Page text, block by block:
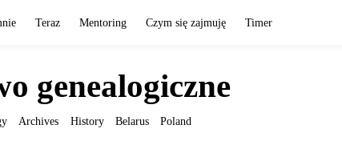
Teraz Mentoring Czym się zajmuję Timer
genealogiczne
Archives History Belarus Poland